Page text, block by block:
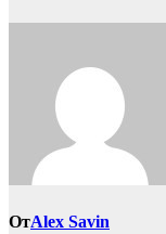
ОтAlex Savin